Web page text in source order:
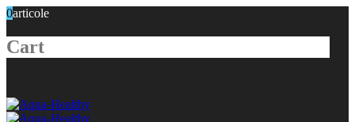
0articole
Cart